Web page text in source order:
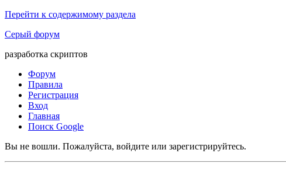
Перейти к содержимому раздела
Серый форум
разработка скриптов
Форум
Правила
Регистрация
Вход
Главная
Поиск Google
Вы не вошли. Пожалуйста, войдите или зарегистрируйтесь.